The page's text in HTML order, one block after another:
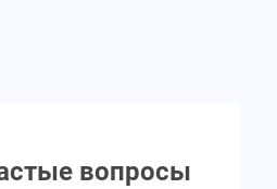
вопросы